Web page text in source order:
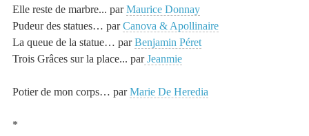
Elle reste de marbre... parMaurice Donnay
Pudeur des statues… parCanova & Apollinaire
La queue de la statue… parBenjamin Péret
Trois Grâces sur la place... parJeanmie
Potierde mon corps… parMarie De Heredia
*